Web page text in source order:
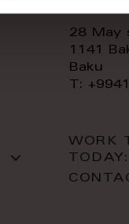
28 May
1141
Baku
T:
WORK
TODAY: